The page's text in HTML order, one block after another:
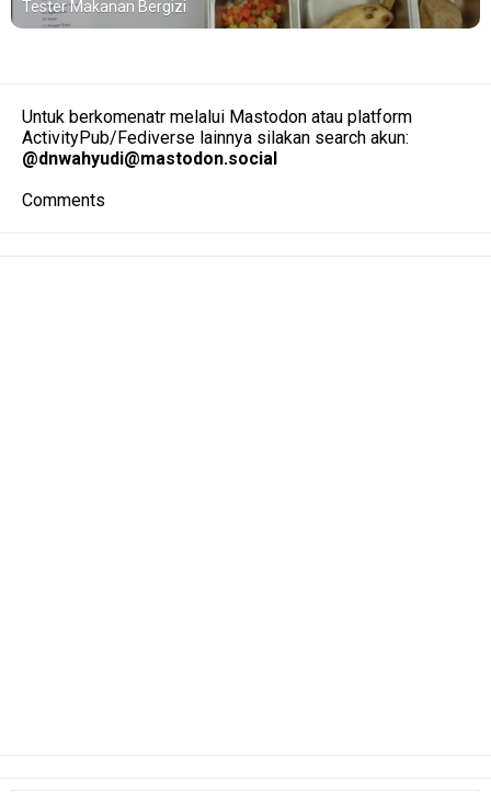
Tester Makanan Bergizi
Untuk berkomenatr melalui Mastodon atau platform
ActivityPub/Fediverse lainnya silakan search akun:
@dnwahyudi@mastodon.social
Comments